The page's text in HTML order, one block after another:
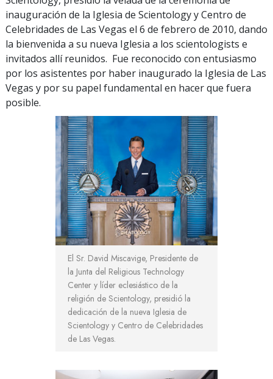
inauguración de la Iglesia de Scientology y Centro de
Celebridades de Las Vegas el 6 de febrero de 2010, dando
la bienvenida a su nueva Iglesia a los scientologists e
invitados allí reunidos. Fue reconocido con entusiasmo
por los asistentes por haber inaugurado la Iglesia de Las
Vegas y por su papel fundamental en hacer que fuera
posible.
El Sr. David Miscavige, Presidente de
la Junta del Religious Technology
Center y líder eclesiástico de la
religión de Scientology, presidió la
dedicación de la nueva Iglesia de
Scientology y Centro de Celebridades
de Las Vegas.